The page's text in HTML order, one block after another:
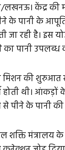
लखनऊ। केंद्र की
के पानी के
जा रही है। इस
पानी उपलब्ध
की शुरुआत
होती थी।
पीने के पानी की
शक्ति मंत्रालय